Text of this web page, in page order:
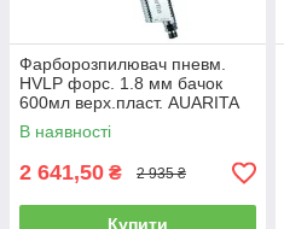
Фарборозпилювач пневм.
HVLP форс. 1.8 мм бачок
600мл верх.пласт. AUARITA
ST-3000-1.8
В наявності
2 641,50 ₴ 2 935 ₴
Купити